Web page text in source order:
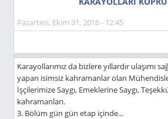
Pazartesi, Ekim 31, 2016 - 12:45
Karayollarımız da bizlere yıllardır ulaşımı
yapan isimsiz kahramanlar olan
İşçilerimize Saygı, Emeklerine Saygı,
kahramanları.
3. Bölüm gün gün etap içinde...